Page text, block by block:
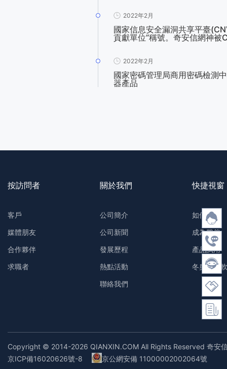
2022年2月
國家信息安全漏洞共享平臺
貢獻單位”稱號。奇安信網神被
2022年2月
國家密碼管理局商用密碼檢測
器產品
按訪問者
客戶
媒體朋友
合作夥伴
求職者
關於我們
公司簡介
公司新聞
發展歷程
熱點活動
聯絡我們
快捷視窗
如何購買
成為夥伴
產品試用
冬奧防護
Copyright © 2014-2026 QIANXIN.COM All Rights Reserved 奇安
京ICP備16020626號-8
京公網安備 11000002002064號